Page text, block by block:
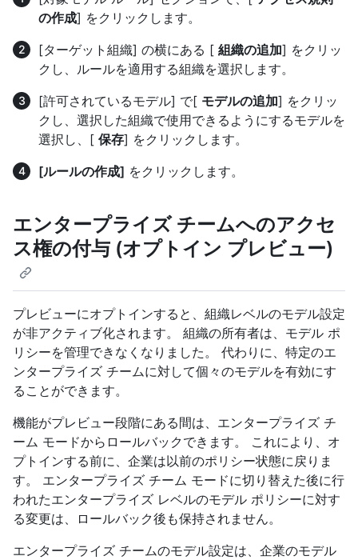
の作成] をクリックします。
[ターゲット組織] の横にある [ 組織の追加] をクリッ
クし、ルールを適用する組織を選択します。
[許可されているモデル] で[ モデルの追加] をクリッ
クし、選択した組織で使用できるようにするモデルを
選択し、[ 保存] をクリックします。
[ルールの作成] をクリックします。
エンタープライズ チームへのアクセ
ス権の付与 (オプトイン プレビュー)
プレビューにオプトインすると、組織レベルのモデル設定
が非アクティブ化されます。 組織の所有者は、モデル ポ
リシーを管理できなくなりました。 代わりに、特定のエ
ンタープライズ チームに対して個々のモデルを有効にす
ることができます。
機能がプレビュー段階にある間は、エンタープライズ チ
ーム モードからロールバックできます。 これにより、オ
プトインする前に、企業は以前のポリシー状態に戻りま
す。 エンタープライズ チーム モードに切り替えた後に行
われたエンタープライズ レベルのモデル ポリシーに対す
る変更は、ロールバック後も保持されません。
エンタープライズ チームのモデル設定は、企業のモデル